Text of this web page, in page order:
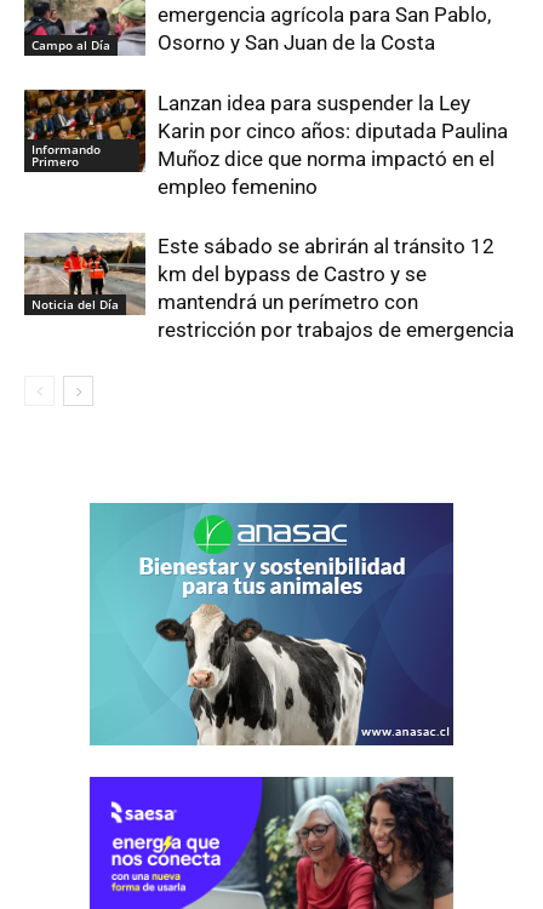
Campo al Día
emergencia agrícola para San Pablo,
Osorno y San Juan de la Costa
Informando
Primero
Lanzan idea para suspender la Ley
Karin por cinco años: diputada Paulina
Muñoz dice que norma impactó en el
empleo femenino
Noticia del Día
Este sábado se abrirán al tránsito 12
km del bypass de Castro y se
mantendrá un perímetro con
restricción por trabajos de emergencia